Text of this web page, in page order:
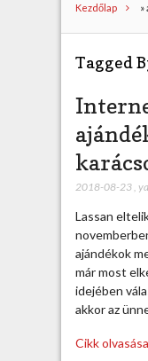
Kezdőlap »
Tagged
2018-08-23,
Lassan
ajándékok
már most
idejében
akkor az
Cikk